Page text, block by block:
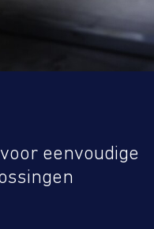
eenvoudige